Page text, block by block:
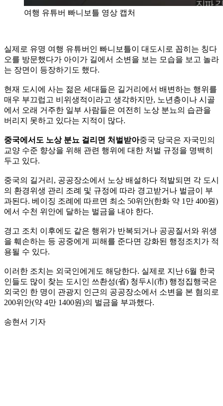
여행 유튜버 빠니보틀 영상 캡처
실제로 유명 여행 유튜버인 빠니보틀이 대도시로 꼽히는 칭다
오를 방문했다가 아이가 길에서 소변을 보는 모습을 보고 놀라
는 장면이 등장하기도 했다.
현재 도시에 사는 젊은 세대들은 길거리에서 배변하는 행위를
매우 부끄럽고 비위생적이라고 생각하지만, 노년층이나 시골
에서 오래 거주한 일부 사람들은 여전히 노상 분뇨의 습관을
버리지 못하고 있다는 지적이 많다.
중국에서도 노상 분뇨 걸리면 처벌받아중국 당국은 자국민의
교양 수준 향상을 위해 관련 행위에 대한 처벌 규정을 명백히
두고 있다.
중국의 길거리, 공공장소에서 노상 배설하다 적발되면 각 도시
의 환경위생 관리 조례 및 규정에 따라 경고받거나 벌금이 부
과된다. 베이징 조례에 따르면 최소 50위안(한화 약 1만 400원)
에서 수천 위안에 달하는 벌금을 내야 한다.
경고 조치 이후에도 같은 행위가 반복되거나 공공질서와 위생
을 훼손하는 등 공중에게 피해를 준다면 강화된 행정조치가 적
용될 수 있다.
이러한 조치는 외국인에게도 해당한다. 실제로 지난 6월 한국
인들도 많이 찾는 도시인 쓰촨성(省) 청두시(市) 행정집행국은
외국인 한 명이 관광지 인근의 공공장소에서 소변을 본 혐의로
200위안(약 4만 1400원)의 벌금을 부과했다.
송현서 기자